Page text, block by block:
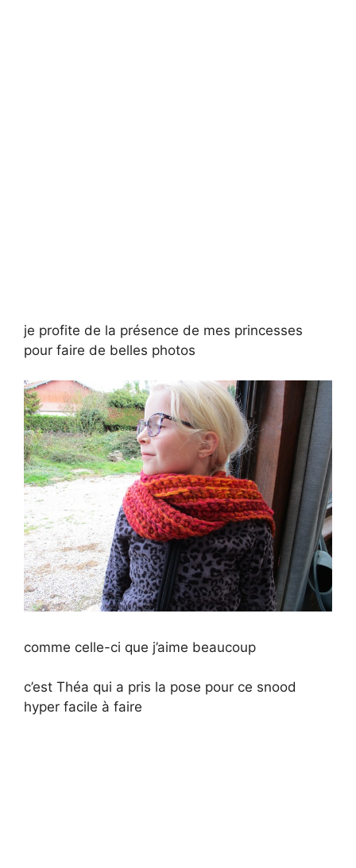
je profite de la présence de mes princesses
pour faire de belles photos
comme celle-ci que j’aime beaucoup
c’est Théa qui a pris la pose pour ce snood
hyper facile à faire